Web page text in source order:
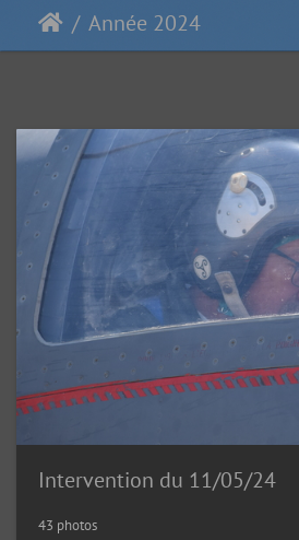
Année 2024
Intervention du 11/05/24
43 photos